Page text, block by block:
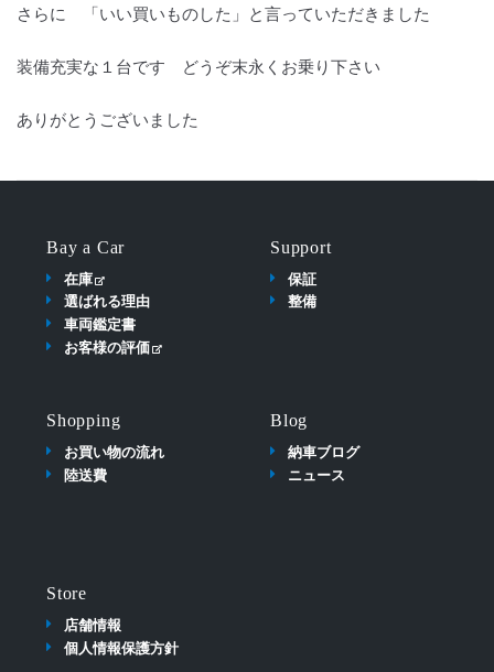
さらに 「いい買いものした」と言っていただきました
装備充実な１台です どうぞ末永くお乗り下さい
ありがとうございました
Bay a Car
在庫
選ばれる理由
車両鑑定書
お客様の評価
Support
保証
整備
Shopping
お買い物の流れ
陸送費
Blog
納車ブログ
ニュース
Store
店舗情報
個人情報保護方針